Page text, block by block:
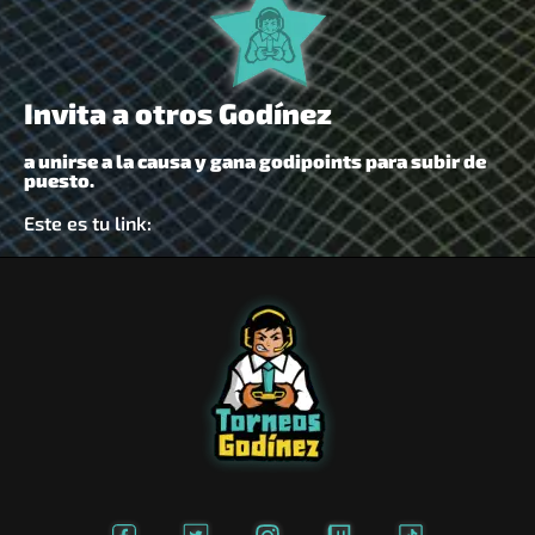
Invita a otros Godínez
a unirse a la causa y gana godipoints para subir de
puesto.
Este es tu link: